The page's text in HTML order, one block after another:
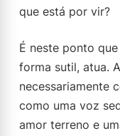
que está por vir?
É neste ponto
forma sutil, atua.
necessariamente
como uma voz
amor terreno e